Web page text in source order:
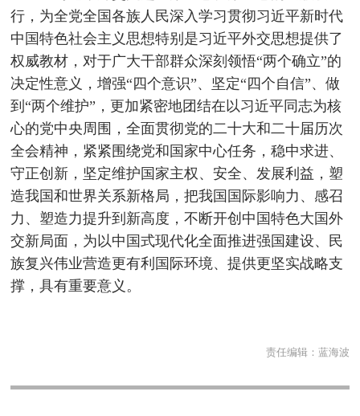
行，为全党全国各族人民深入学习贯彻习近平新时代
中国特色社会主义思想特别是习近平外交思想提供了
权威教材，对于广大干部群众深刻领悟“两个确立”的
决定性意义，增强“四个意识”、坚定“四个自信”、做
到“两个维护”，更加紧密地团结在以习近平同志为核
心的党中央周围，全面贯彻党的二十大和二十届历次
全会精神，紧紧围绕党和国家中心任务，稳中求进、
守正创新，坚定维护国家主权、安全、发展利益，塑
造我国和世界关系新格局，把我国国际影响力、感召
力、塑造力提升到新高度，不断开创中国特色大国外
交新局面，为以中国式现代化全面推进强国建设、民
族复兴伟业营造更有利国际环境、提供更坚实战略支
撑，具有重要意义。
责任编辑： 蓝海波